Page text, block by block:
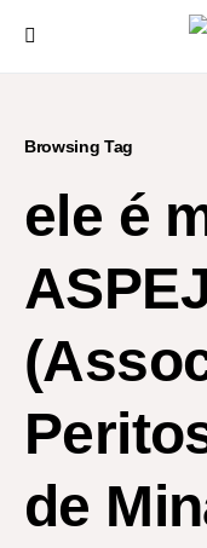
Browsing Tag
ele é
de